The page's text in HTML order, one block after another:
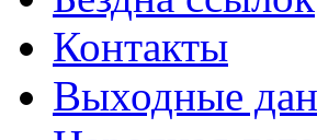
Контакты
Выходные